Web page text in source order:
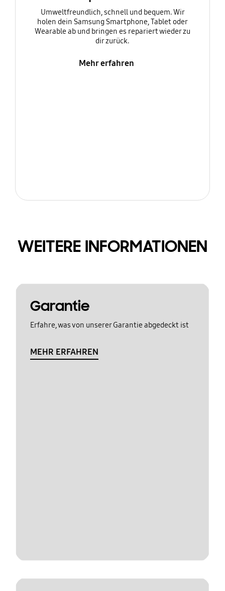
Umweltfreundlich, schnell und bequem. Wir
holen dein Samsung Smartphone, Tablet oder
Wearable ab und bringen es repariert wieder zu
dir zurück.
Mehr erfahren
WEITERE INFORMATIONEN
Garantie
Erfahre, was von unserer Garantie abgedeckt ist
MEHR ERFAHREN